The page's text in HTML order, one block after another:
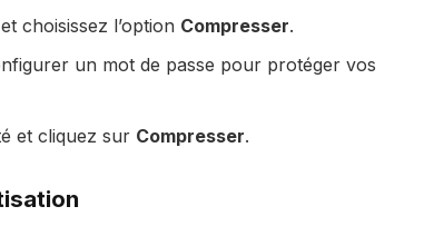
choisissez l’option Compresser.
un mot de passe pour protéger vos
et cliquez sur Compresser.